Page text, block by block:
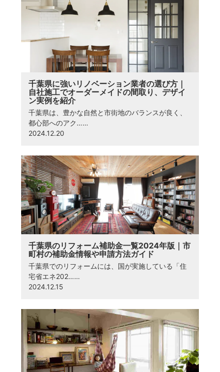
千葉県に強いリノベーション業者の選び方｜
自社施工でオーダーメイドの間取り、デザイ
ン実例を紹介
千葉県は、豊かな自然と市街地のバランスが良く、
都心部へのアク……
2024.12.20
千葉県のリフォーム補助金一覧2024年版｜市
町村の補助金情報や申請方法ガイド
千葉県でのリフォームには、国が実施している「住
宅省エネ202……
2024.12.15